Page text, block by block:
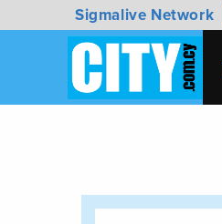
Sigmalive Network